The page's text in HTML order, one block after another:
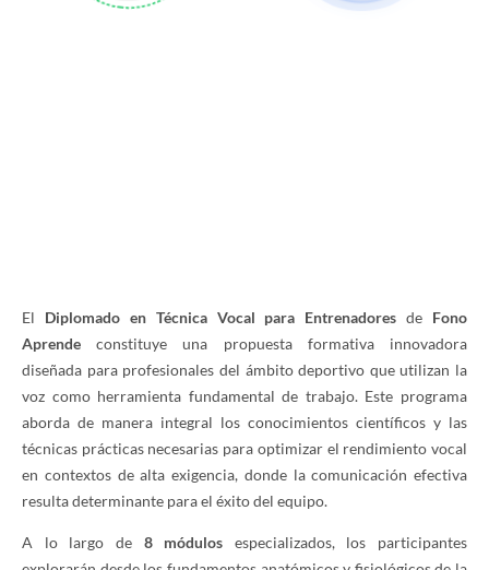
diseñada para profesionales del ámbito deportivo que utilizan la
voz como herramienta fundamental de trabajo. Este programa
aborda de manera integral los conocimientos científicos y las
técnicas prácticas necesarias para optimizar el rendimiento vocal
en contextos de alta exigencia, donde la comunicación efectiva
resulta determinante para el éxito del equipo.
A lo largo de8 módulosespecializados, los participantes
producción vocal hasta las estrategias avanzadas de liderazgo y